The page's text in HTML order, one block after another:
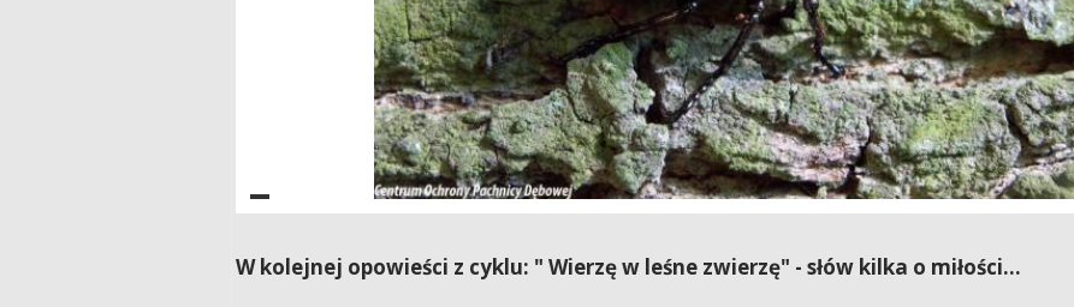
W kolejnej opowieści z cyklu: " Wierzę w leśne zwierzę" - słów kilka o miłości...